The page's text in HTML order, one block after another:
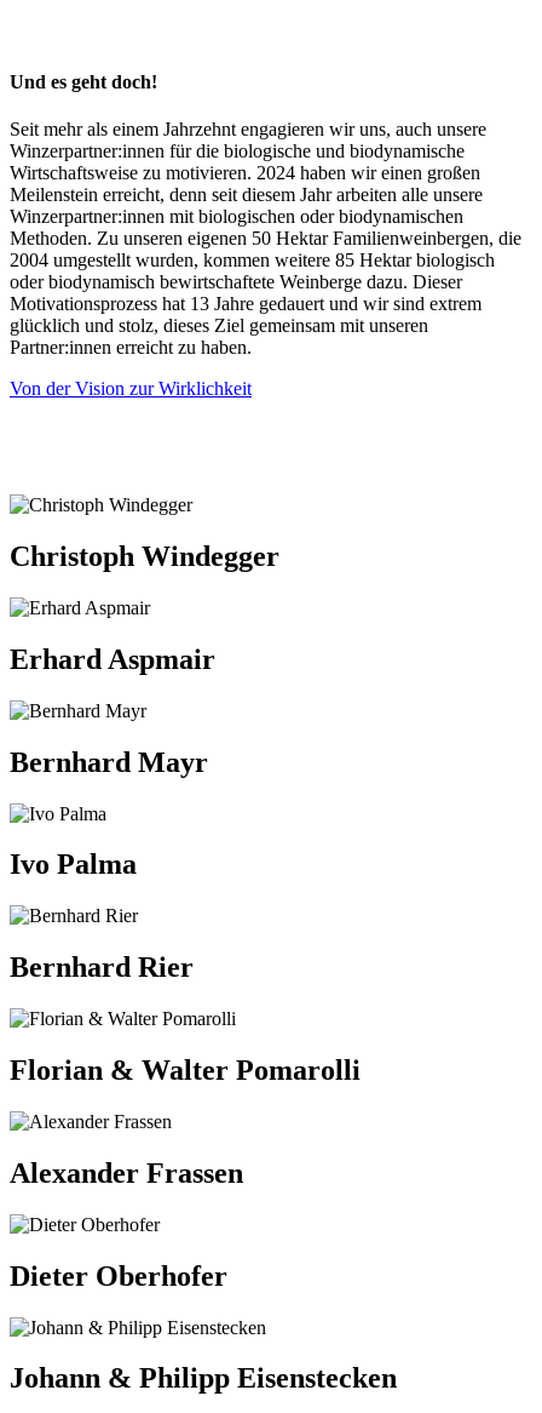
Und es geht doch!
Seit mehr als einem Jahrzehnt engagieren wir uns, auch unsere
Winzerpartner:innen für die biologische und biodynamische
Wirtschaftsweise zu motivieren. 2024 haben wir einen großen
Meilenstein erreicht, denn seit diesem Jahr arbeiten alle unsere
Winzerpartner:innen mit biologischen oder biodynamischen
Methoden. Zu unseren eigenen 50 Hektar Familienweinbergen, die
2004 umgestellt wurden, kommen weitere 85 Hektar biologisch
oder biodynamisch bewirtschaftete Weinberge dazu. Dieser
Motivationsprozess hat 13 Jahre gedauert und wir sind extrem
glücklich und stolz, dieses Ziel gemeinsam mit unseren
Partner:innen erreicht zu haben.
Von der Vision zur Wirklichkeit
Christoph Windegger
Erhard Aspmair
Bernhard Mayr
Ivo Palma
Bernhard Rier
Florian & Walter Pomarolli
Alexander Frassen
Dieter Oberhofer
Johann & Philipp Eisenstecken